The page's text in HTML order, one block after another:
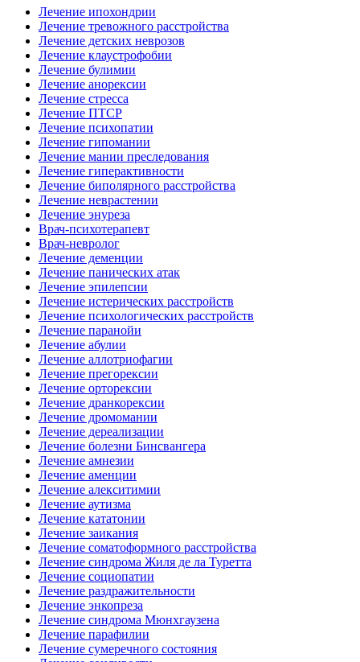
Лечение ипохондрии
Лечение тревожного расстройства
Лечение детских неврозов
Лечение клаустрофобии
Лечение булимии
Лечение анорексии
Лечение стресса
Лечение ПТСР
Лечение психопатии
Лечение гипомании
Лечение мании преследования
Лечение гиперактивности
Лечение биполярного расстройства
Лечение неврастении
Лечение энуреза
Врач-психотерапевт
Врач-невролог
Лечение деменции
Лечение панических атак
Лечение эпилепсии
Лечение истерических расстройств
Лечение психологических расстройств
Лечение паранойи
Лечение абулии
Лечение аллотриофагии
Лечение прегорексии
Лечение орторексии
Лечение дранкорексии
Лечение дромомании
Лечение дереализации
Лечение болезни Бинсвангера
Лечение амнезии
Лечение аменции
Лечение алекситимии
Лечение аутизма
Лечение кататонии
Лечение заикания
Лечение соматоформного расстройства
Лечение синдрома Жиля де ла Туретта
Лечение социопатии
Лечение раздражительности
Лечение энкопреза
Лечение синдрома Мюнхгаузена
Лечение парафилии
Лечение сумеречного состояния